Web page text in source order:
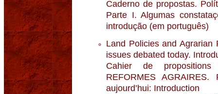
Caderno de propostas.
Parte I. Algumas
introdução (em português)
Land Policies and Agrarian
issues debated today.
Cahier de propositions
REFORMES
aujourd’hui: Introduction